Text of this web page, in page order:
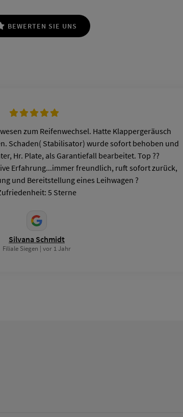
BEWERTEN SIE UNS
zum Reifenwechsel. Hatte Klappergeräusch
Schaden( Stabilisator) wurde sofort behoben und
Hr. Plate, als Garantiefall bearbeitet. Top ??
Erfahrung...immer freundlich, ruft sofort zurück,
und Bereitstellung eines Leihwagen ?
5 Sterne
Silvana Schmidt
Filiale Siegen | vor 1 Jahr